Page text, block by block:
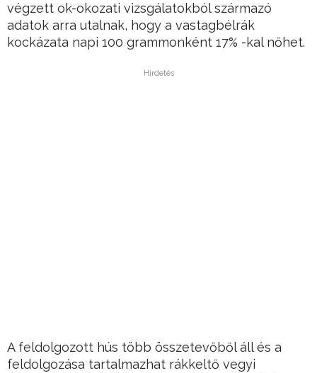
végzett ok-okozati vizsgálatokból származó
adatok arra utalnak, hogy a vastagbélrák
kockázata napi 100 grammonként 17% -kal nőhet.
Hirdetés
A feldolgozott hús több összetevőből áll és a
feldolgozása tartalmazhat rákkeltő vegyi